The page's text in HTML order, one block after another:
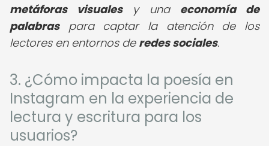
metáforas visualesy una economía de
palabraspara captar la atención de los
lectores en entornos de redes sociales.
3. ¿Cómo impacta la poesía en
Instagram en la experiencia de
lectura y escritura para los
usuarios?